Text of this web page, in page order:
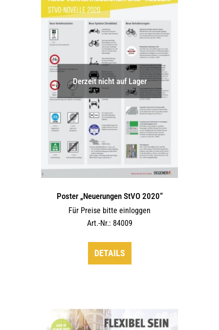
auf.
Optionen
können
auf
der
Produktseite
gewählt
werden
Derzeit nicht auf Lager
Poster „Neuerungen StVO 2020“
Für Preise bitte einloggen
Art.-Nr.: 84009
DETAILS